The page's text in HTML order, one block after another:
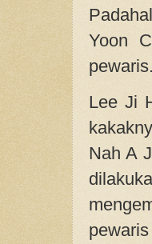
Yoon
pewaris.
Lee Ji
Nah A